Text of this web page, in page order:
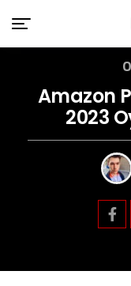
Amazon
2023